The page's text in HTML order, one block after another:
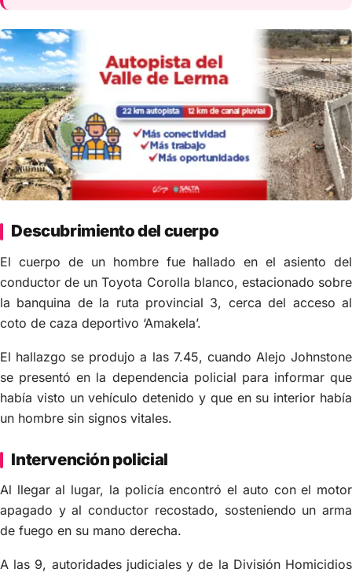
Descubrimiento del cuerpo
El cuerpo de un hombre fue hallado en el asiento del
conductor de un Toyota Corolla blanco, estacionado sobre
la banquina de la ruta provincial 3, cerca del acceso al
coto de caza deportivo ‘Amakela’.
El hallazgo se produjo a las 7.45, cuando Alejo Johnstone
se presentó en la dependencia policial para informar que
había visto un vehículo detenido y que en su interior había
un hombre sin signos vitales.
Intervención policial
Al llegar al lugar, la policía encontró el auto con el motor
apagado y al conductor recostado, sosteniendo un arma
de fuego en su mano derecha.
A las 9, autoridades judiciales y de la División Homicidios